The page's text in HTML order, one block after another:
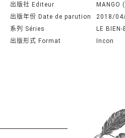
出版社 Editeur
MANGO
出版年份 Date de parution
2018/
系列 Séries
LE
出版形式 Format
Incon